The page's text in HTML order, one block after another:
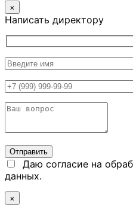
×
Написать директору
Даю согласие на
данных.
×